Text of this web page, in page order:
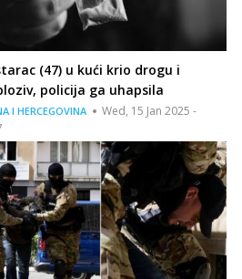
(47) u kući krio drogu i
policija ga uhapsila
I HERCEGOVINA
Wed, 15 Jan 2025 -